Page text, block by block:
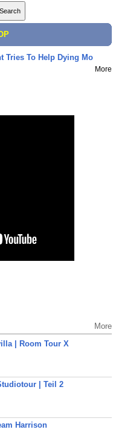
Tries To Help Dying Mo
More
More
| Room Tour X
| Teil 2
Harrison